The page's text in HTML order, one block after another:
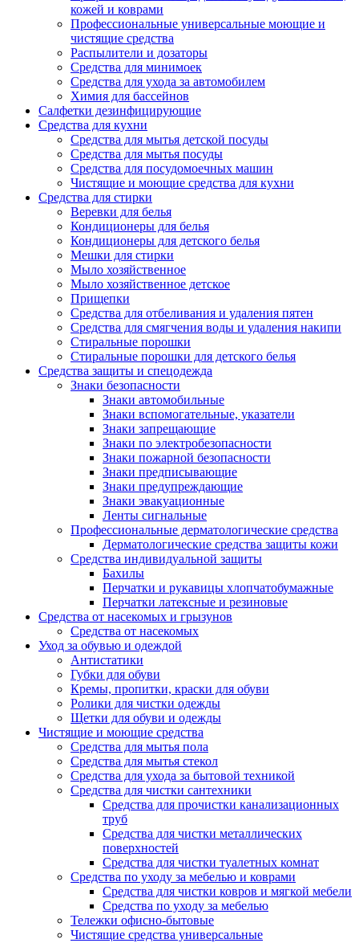
кожей и коврами
Профессиональные универсальные моющие и
чистящие средства
Распылители и дозаторы
Средства для минимоек
Средства для ухода за автомобилем
Химия для бассейнов
Салфетки дезинфицирующие
Средства для кухни
Средства для мытья детской посуды
Средства для мытья посуды
Средства для посудомоечных машин
Чистящие и моющие средства для кухни
Средства для стирки
Веревки для белья
Кондиционеры для белья
Кондиционеры для детского белья
Мешки для стирки
Мыло хозяйственное
Мыло хозяйственное детское
Прищепки
Средства для отбеливания и удаления пятен
Средства для смягчения воды и удаления накипи
Стиральные порошки
Стиральные порошки для детского белья
Средства защиты и спецодежда
Знаки безопасности
Знаки автомобильные
Знаки вспомогательные, указатели
Знаки запрещающие
Знаки по электробезопасности
Знаки пожарной безопасности
Знаки предписывающие
Знаки предупреждающие
Знаки эвакуационные
Ленты сигнальные
Профессиональные дерматологические средства
Дерматологические средства защиты кожи
Средства индивидуальной защиты
Бахилы
Перчатки и рукавицы хлопчатобумажные
Перчатки латексные и резиновые
Средства от насекомых и грызунов
Средства от насекомых
Уход за обувью и одеждой
Антистатики
Губки для обуви
Кремы, пропитки, краски для обуви
Ролики для чистки одежды
Щетки для обуви и одежды
Чистящие и моющие средства
Средства для мытья пола
Средства для мытья стекол
Средства для ухода за бытовой техникой
Средства для чистки сантехники
Средства для прочистки канализационных
труб
Средства для чистки металлических
поверхностей
Средства для чистки туалетных комнат
Средства по уходу за мебелью и коврами
Средства для чистки ковров и мягкой мебели
Средства по уходу за мебелью
Тележки офисно-бытовые
Чистящие средства универсальные